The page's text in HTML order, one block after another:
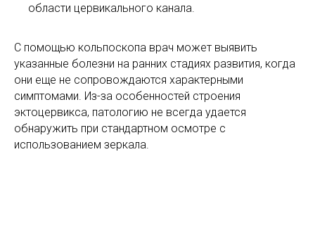
области цервикального канала.
С помощью кольпоскопа врач может выявить
указанные болезни на ранних стадиях развития, когда
они еще не сопровождаются характерными
симптомами. Из-за особенностей строения
эктоцервикса, патологию не всегда удается
обнаружить при стандартном осмотре с
использованием зеркала.